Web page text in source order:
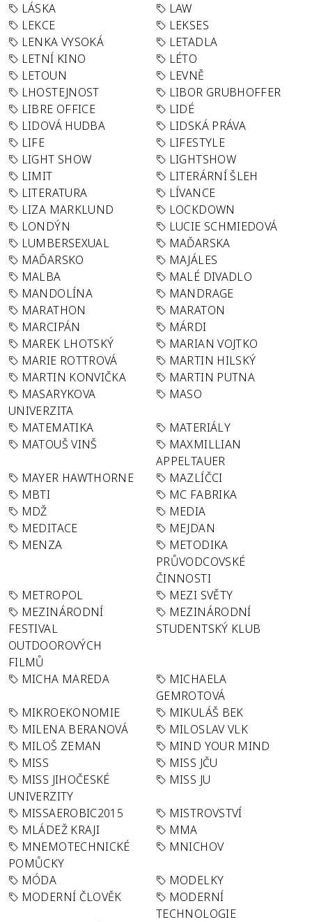
LÁSKA
LAW
LEKCE
LEKSES
LENKA VYSOKÁ
LETADLA
LETNÍ KINO
LÉTO
LETOUN
LEVNĚ
LHOSTEJNOST
LIBOR GRUBHOFFER
LIBRE OFFICE
LIDÉ
LIDOVÁ HUDBA
LIDSKÁ PRÁVA
LIFE
LIFESTYLE
LIGHT SHOW
LIGHTSHOW
LIMIT
LITERÁRNÍ ŠLEH
LITERATURA
LÍVANCE
LIZA MARKLUND
LOCKDOWN
LONDÝN
LUCIE SCHMIEDOVÁ
LUMBERSEXUAL
MAĎARSKA
MAĎARSKO
MAJÁLES
MALBA
MALÉ DIVADLO
MANDOLÍNA
MANDRAGE
MARATHON
MARATON
MARCIPÁN
MÁRDI
MAREK LHOTSKÝ
MARIAN VOJTKO
MARIE ROTTROVÁ
MARTIN HILSKÝ
MARTIN KONVIČKA
MARTIN PUTNA
MASARYKOVA
UNIVERZITA
MASO
MATEMATIKA
MATERIÁLY
MATOUŠ VINŠ
MAXMILLIAN
APPELTAUER
MAYER HAWTHORNE
MAZLÍČCI
MBTI
MC FABRIKA
MDŽ
MEDIA
MEDITACE
MEJDAN
MENZA
METODIKA
PRŮVODCOVSKÉ
ČINNOSTI
METROPOL
MEZI SVĚTY
MEZINÁRODNÍ
FESTIVAL
OUTDOOROVÝCH
FILMŮ
MEZINÁRODNÍ
STUDENTSKÝ KLUB
MICHA MAREDA
MICHAELA
GEMROTOVÁ
MIKROEKONOMIE
MIKULÁŠ BEK
MILENA BERANOVÁ
MILOSLAV VLK
MILOŠ ZEMAN
MIND YOUR MIND
MISS
MISS JČU
MISS JIHOČESKÉ
UNIVERZITY
MISS JU
MISSAEROBIC2015
MISTROVSTVÍ
MLÁDEŽ KRAJI
MMA
MNEMOTECHNICKÉ
POMŮCKY
MNICHOV
MÓDA
MODELKY
MODERNÍ ČLOVĚK
MODERNÍ
TECHNOLOGIE